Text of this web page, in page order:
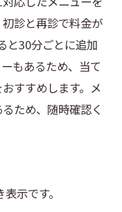
診と再診で料金が
と30分ごとに追加
もあるため、当て
すすめします。メ
ため、随時確認く
示です。